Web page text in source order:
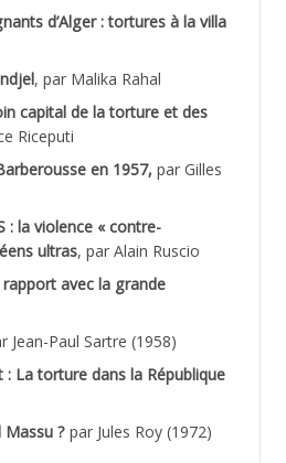
d’Alger : tortures à la villa
, par Malika Rahal
capital de la torture et des
Riceputi
en 1957, par Gilles
: la violence « contre-
ultras, par Alain Ruscio
avec la grande
Jean-Paul Sartre (1958)
: La torture dans la République
? par Jules Roy (1972)